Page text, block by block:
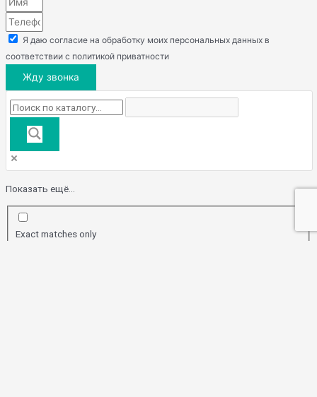
Я даю согласие на обработку моих персональных данных в
соответствии с политикой приватности
Жду звонка
Показать ещё...
Exact matches only